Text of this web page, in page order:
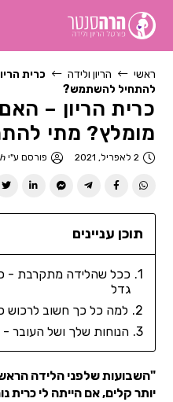
ראשי הריון ולידה
כרית
להתחיל להשתמש?
כרית הריון –
מומלץ? מתי
2 לאפריל, 2021 פורסם ע"י
תוכן עניינים
ככל שהלידה מתקרבת - כך
גדל
למה כל כך חשוב לרכוש
הנוחות שלך ושל העובר
"השבועות שלפני הלידה
יותר קלים, אם הייתה לי כרית